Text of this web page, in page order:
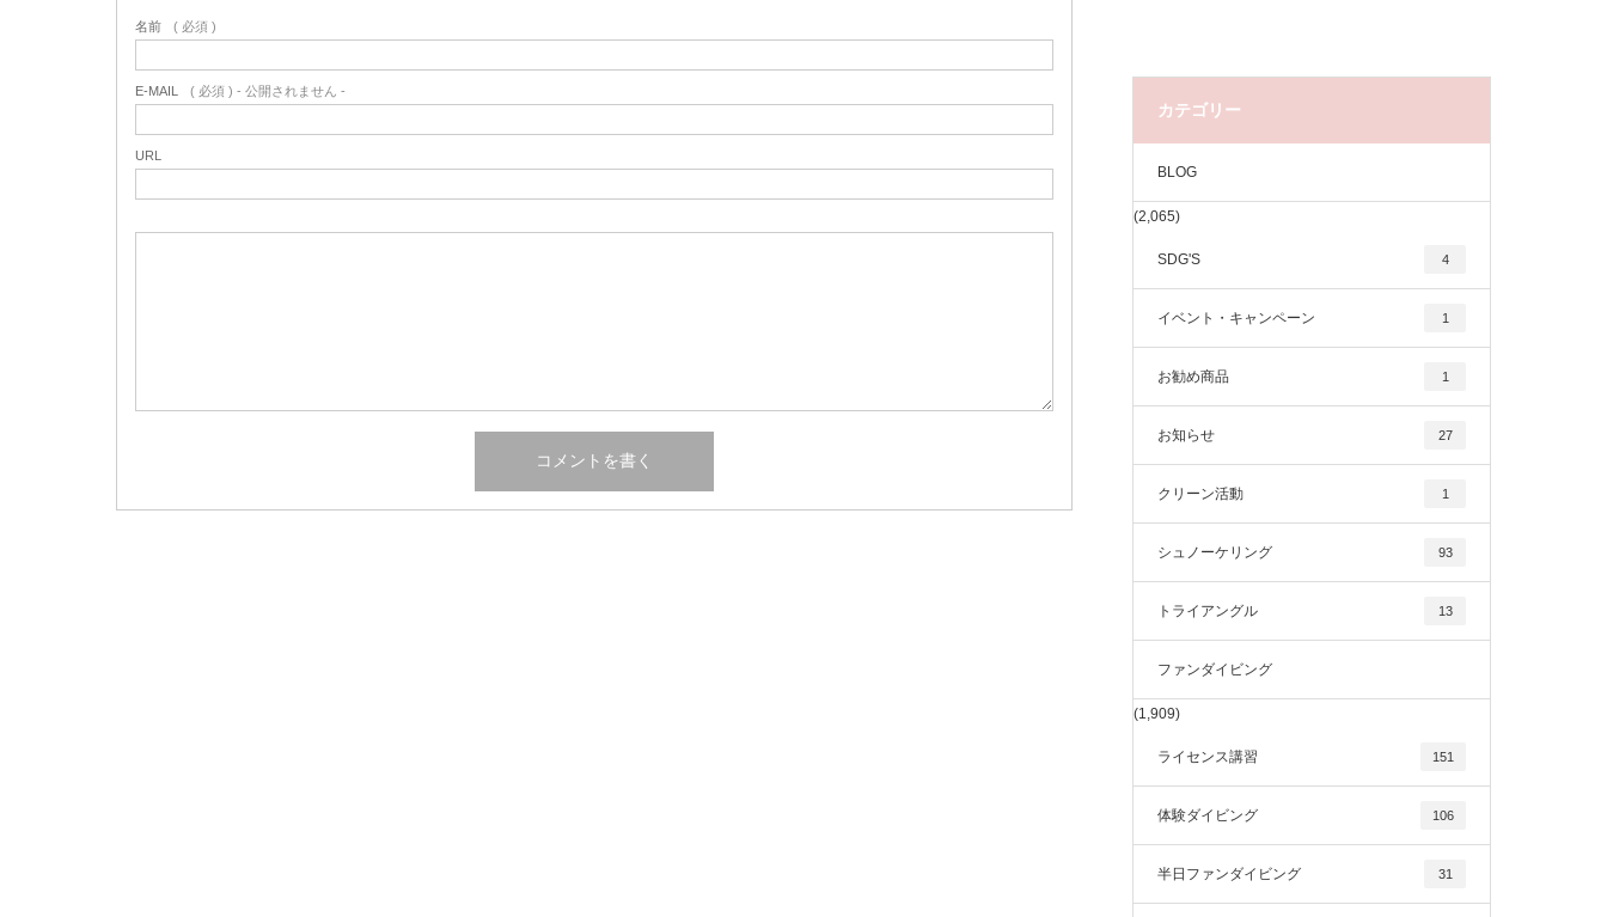
名前 ( 必須 )
E-MAIL ( 必須 ) - 公開されません -
URL
カテゴリー
BLOG
(2,065)
SDG'S 4
イベント・キャンペーン 1
お勧め商品 1
お知らせ 27
クリーン活動 1
シュノーケリング 93
トライアングル 13
ファンダイビング
(1,909)
ライセンス講習 151
体験ダイビング 106
半日ファンダイビング 31